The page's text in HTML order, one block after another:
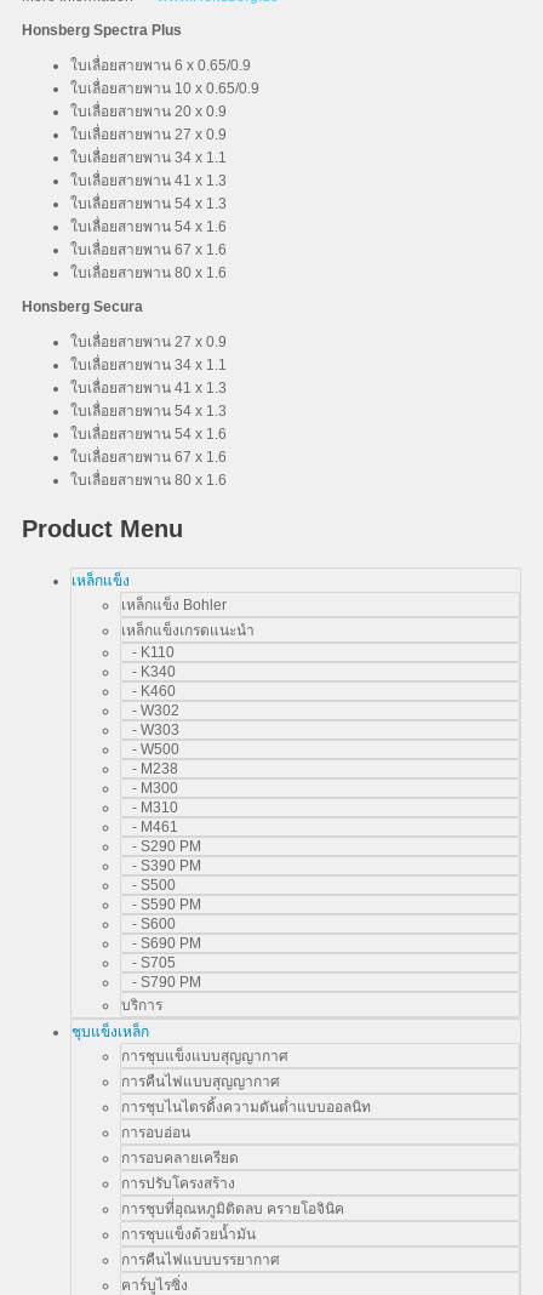
Honsberg Spectra Plus
ใบเลื่อยสายพาน 6 x 0.65/0.9
ใบเลื่อยสายพาน 10 x 0.65/0.9
ใบเลื่อยสายพาน 20 x 0.9
ใบเลื่อยสายพาน 27 x 0.9
ใบเลื่อยสายพาน 34 x 1.1
ใบเลื่อยสายพาน 41 x 1.3
ใบเลื่อยสายพาน 54 x 1.3
ใบเลื่อยสายพาน 54 x 1.6
ใบเลื่อยสายพาน 67 x 1.6
ใบเลื่อยสายพาน 80 x 1.6
Honsberg Secura
ใบเลื่อยสายพาน 27 x 0.9
ใบเลื่อยสายพาน 34 x 1.1
ใบเลื่อยสายพาน 41 x 1.3
ใบเลื่อยสายพาน 54 x 1.3
ใบเลื่อยสายพาน 54 x 1.6
ใบเลื่อยสายพาน 67 x 1.6
ใบเลื่อยสายพาน 80 x 1.6
Product Menu
เหล็กแข็ง
เหล็กแข็ง Bohler
เหล็กแข็งเกรดแนะนำ
- K110
- K340
- K460
- W302
- W303
- W500
- M238
- M300
- M310
- M461
- S290 PM
- S390 PM
- S500
- S590 PM
- S600
- S690 PM
- S705
- S790 PM
บริการ
ชุบแข็งเหล็ก
การชุบแข็งแบบสุญญากาศ
การคืนไฟแบบสุญญากาศ
การชุบไนไตรดิ้งความดันต่ำแบบออลนิท
การอบอ่อน
การอบคลายเครียด
การปรับโครงสร้าง
การชุบที่อุณหภูมิติดลบ ครายโอจินิค
การชุบแข็งด้วยน้ำมัน
การคืนไฟแบบบรรยากาศ
คาร์บูไรซิ่ง